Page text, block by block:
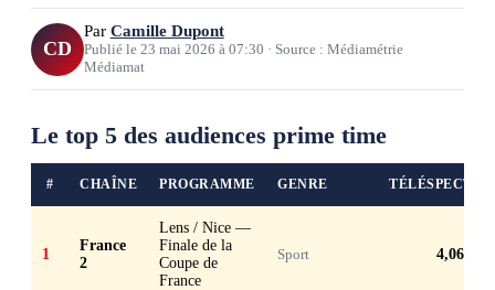
CD
Par Camille Dupont
Publié le 23 mai 2026 à 07:30 · Source : Médiamétrie
Médiamat
Le top 5 des audiences prime time
# CHAÎNE PROGRAMME GENRE
1
France
2
Lens / Nice —
Finale de la
Coupe de
France
Sport 4,06 M